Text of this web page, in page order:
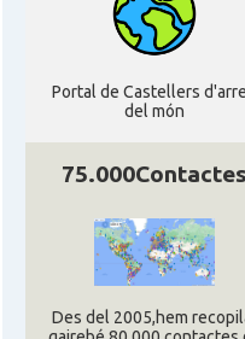
Casal
Acció
Acció
Portal de Castellers
del món
75.000Contactes
Des del 2005,hem